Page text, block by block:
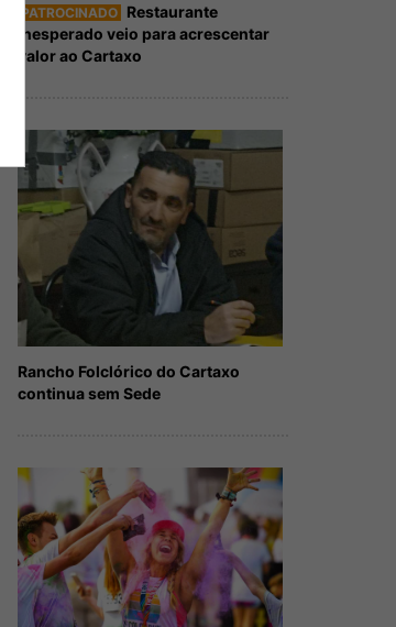
PATROCINADO Restaurante
Inesperado veio para acrescentar
valor ao Cartaxo
Rancho Folclórico do Cartaxo
continua sem Sede